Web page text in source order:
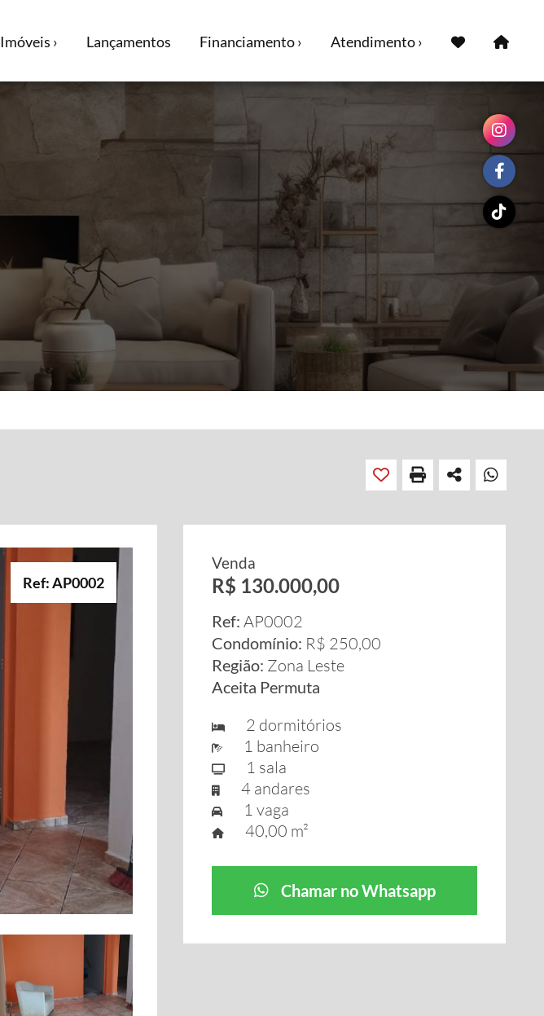
Imóveis › Lançamentos Financiamento › Atendimento ›
Ref: AP0002
Venda
R$ 130.000,00
Ref: AP0002
Condomínio: R$ 250,00
Região: Zona Leste
Aceita Permuta
2 dormitórios
1 banheiro
1 sala
4 andares
1 vaga
40,00 m²
Chamar no Whatsapp